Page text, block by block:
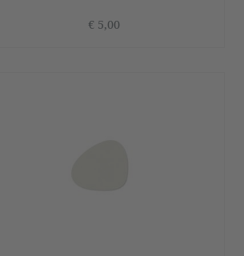
€ 5,00